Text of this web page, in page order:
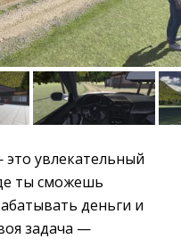
увлекательный
ты сможешь
деньги и
задача —